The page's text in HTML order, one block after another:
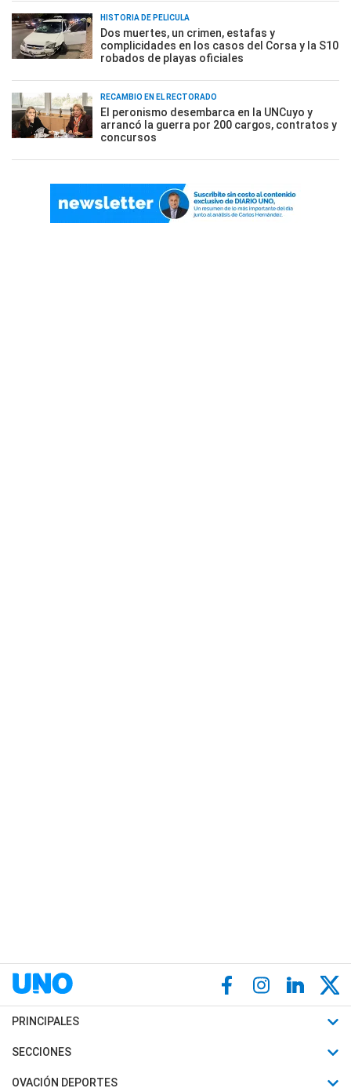
HISTORIA DE PELÍCULA
Dos muertes, un crimen, estafas y
complicidades en los casos del Corsa y la S10
robados de playas oficiales
RECAMBIO EN EL RECTORADO
El peronismo desembarca en la UNCuyo y
arrancó la guerra por 200 cargos, contratos y
concursos
PRINCIPALES
Últimas Noticias
Política
SECCIONES
Horóscopo
OVACIÓN DEPORTES